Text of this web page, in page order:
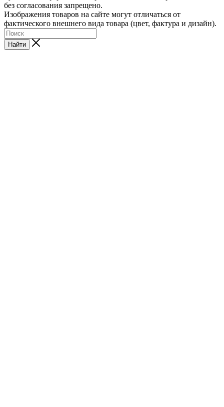
без согласования запрещено.
Изображения товаров на сайте могут отличаться от
фактического внешнего вида товара (цвет, фактура и дизайн).
Найти